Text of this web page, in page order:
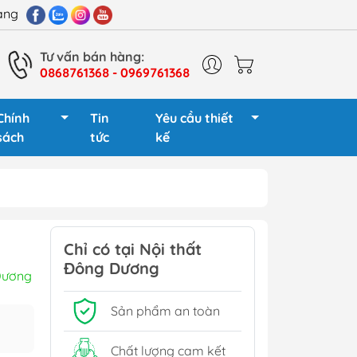
Tư vấn bán hàng:
0868761368 - 0969761368
giám đốc
Cụm bàn làm việc 2
người
Cụm bàn làm việc 4
người
Cụm bàn làm việc 6
người
Tin
tức
Yêu cầu thiết
kế
Chỉ có tại Nội thất
Đông Dương
Sản phẩm an toàn
Chất lượng cam kết